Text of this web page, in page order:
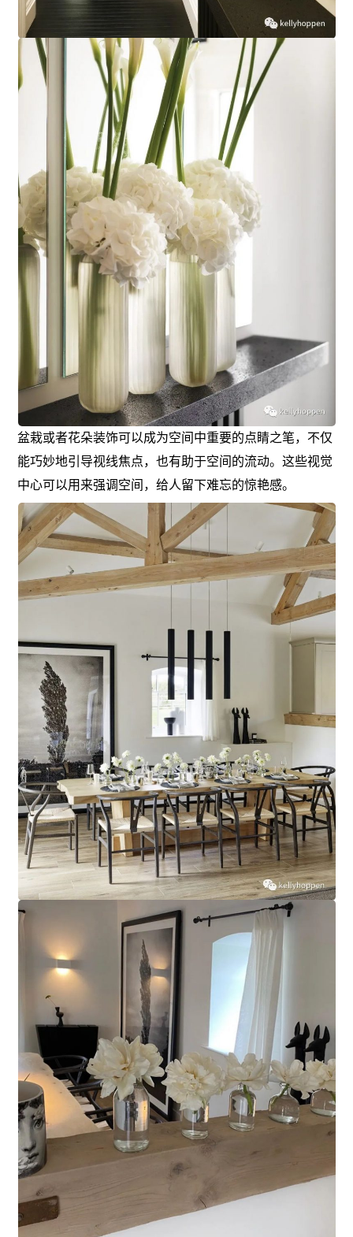
盆栽或者花朵装饰可以成为空间中重要的点睛之笔，不仅
能巧妙地引导视线焦点，也有助于空间的流动。这些视觉
中心可以用来强调空间，给人留下难忘的惊艳感。